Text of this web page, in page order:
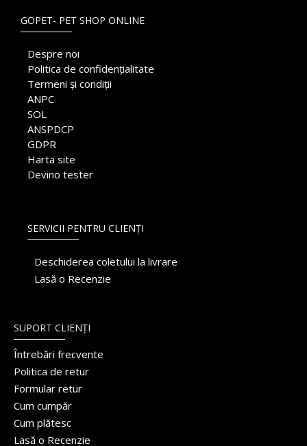
GOPET- PET SHOP ONLINE
Despre noi
Politica de confidențialitate
Termeni și condiții
ANPC
SOL
ANSPDCP
GDPR
Harta site
Devino tester
SERVICII PENTRU CLIENȚI
Deschiderea coletului la livrare
Lasă o Recenzie
SUPORT CLIENȚI
Întrebări frecvente
Politica de retur
Formular retur
Cum cumpăr
Cum plătesc
Lasă o Recenzie